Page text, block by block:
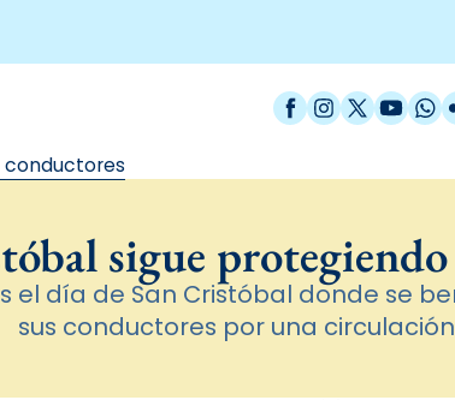
Facebook
Instagram
X /
conductores
sigue
el día de San Cristóbal donde se
sus conductores por una